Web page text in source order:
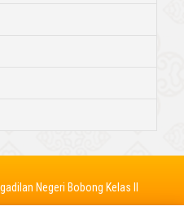
Negeri Bobong Kelas II